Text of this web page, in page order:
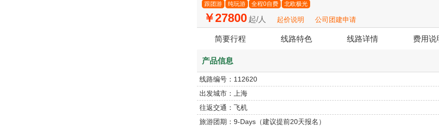
跟团游 纯玩游 全程0自费 北欧极光
￥27800 起/人 起价说明 公司团建申请
简要行程 线路特色 线路详情 费用说
产品信息
线路编号： 112620
出发城市：
上海
往返交通： 飞机
旅游团期： 9-Days（建议提前20天报名）